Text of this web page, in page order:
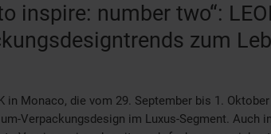
inspire: number two“:
zum
in Monaco, die vom 29. September bis 1.
Verpackungsdesign im Luxus-Segment. Auch